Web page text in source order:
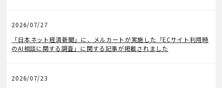
2026/07/27
「日本ネット経済新聞」に、メルカートが実施した「ECサイト利用時
のAI相談に関する調査」に関する記事が掲載されました
2026/07/23